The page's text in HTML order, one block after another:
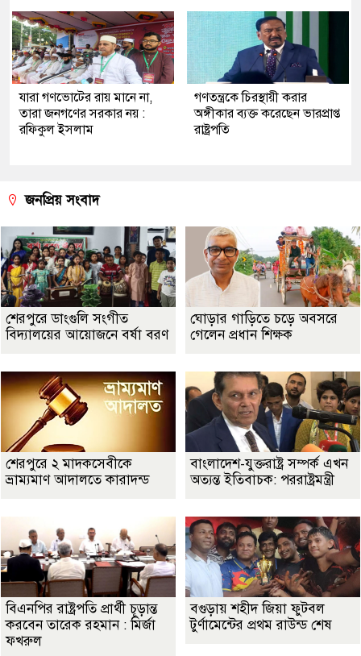
যারা গণভোটের রায় মানে না,
তারা জনগণের সরকার নয় :
রফিকুল ইসলাম
গণতন্ত্রকে চিরস্থায়ী করার
অঙ্গীকার ব্যক্ত করেছেন ভারপ্রাপ্ত
রাষ্ট্রপতি
জনপ্রিয় সংবাদ
শেরপুরে ডাংগুলি সংগীত
বিদ্যালয়ের আয়োজনে বর্ষা বরণ
ঘোড়ার গাড়িতে চড়ে অবসরে
গেলেন প্রধান শিক্ষক
শেরপুরে ২ মাদকসেবীকে
ভ্রাম্যমাণ আদালতে কারাদন্ড
বাংলাদেশ-যুক্তরাষ্ট্র সম্পর্ক এখন
অত্যন্ত ইতিবাচক: পররাষ্ট্রমন্ত্রী
বিএনপির রাষ্ট্রপতি প্রার্থী চূড়ান্ত
করবেন তারেক রহমান : মির্জা
ফখরুল
বগুড়ায় শহীদ জিয়া ফুটবল
টুর্ণামেন্টের প্রথম রাউন্ড শেষ